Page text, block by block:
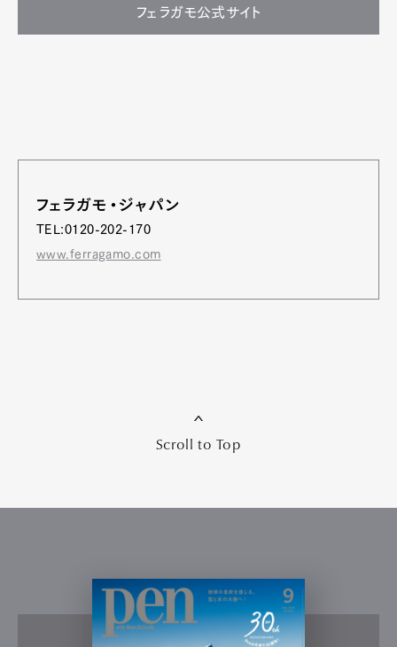
フェラガモ公式サイト
フェラガモ・ジャパン
TEL:0120-202-170
www.ferragamo.com
Scroll to Top